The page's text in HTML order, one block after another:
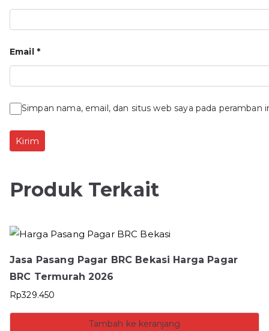
Email *
Simpan nama, email, dan situs web saya pada
Produk Terkait
Jasa Pasang Pagar BRC Bekasi Harga Pagar
BRC Termurah 2026
Rp329.450
Tambah ke keranjang